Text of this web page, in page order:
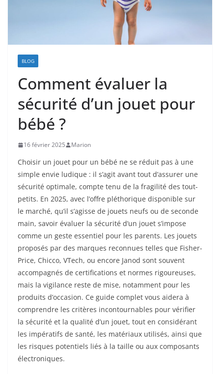
BLOG
Comment évaluer la
sécurité d’un jouet pour
bébé ?
16 février 2025 Marion
Choisir un jouet pour un bébé ne se réduit pas à une
simple envie ludique : il s’agit avant tout d’assurer une
sécurité optimale, compte tenu de la fragilité des tout-
petits. En 2025, avec l’offre pléthorique disponible sur
le marché, qu’il s’agisse de jouets neufs ou de seconde
main, savoir évaluer la sécurité d’un jouet s’impose
comme un geste essentiel pour les parents. Les jouets
proposés par des marques reconnues telles que Fisher-
Price, Chicco, VTech, ou encore Janod sont souvent
accompagnés de certifications et normes rigoureuses,
mais la vigilance reste de mise, notamment pour les
produits d’occasion. Ce guide complet vous aidera à
comprendre les critères incontournables pour vérifier
la sécurité et la qualité d’un jouet, tout en considérant
les impératifs de santé, les matériaux utilisés, ainsi que
les risques potentiels liés à la taille ou aux composants
électroniques.